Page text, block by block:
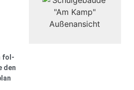
fol­
den